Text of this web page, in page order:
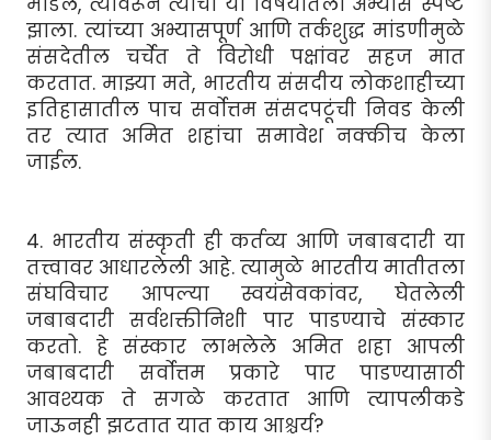
झाला. त्यांच्या अभ्यासपूर्ण आणि तर्कशुद्ध मांडणीमुळे
संसदेतील चर्चेत ते विरोधी पक्षांवर सहज मात
करतात. माझ्या मते, भारतीय संसदीय लोकशाहीच्या
इतिहासातील पाच सर्वोत्तम संसदपटूंची निवड केली
तर त्यात अमित शहांचा समावेश नक्कीच केला
जाईल.
4. भारतीय संस्कृती ही कर्तव्य आणि जबाबदारी या
तत्त्वावर आधारलेली आहे. त्यामुळे भारतीय मातीतला
संघविचार आपल्या स्वयंसेवकांवर, घेतलेली
जबाबदारी सर्वशक्तीनिशी पार पाडण्याचे संस्कार
करतो. हे संस्कार लाभलेले अमित शहा आपली
जबाबदारी सर्वोत्तम प्रकारे पार पाडण्यासाठी
आवश्यक ते सगळे करतात आणि त्यापलीकडे
जाऊनही झटतात यात काय आश्चर्य?